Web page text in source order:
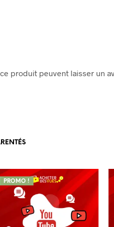
produit peuvent laisser un
PROMO !